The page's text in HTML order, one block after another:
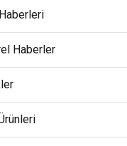
Haberler